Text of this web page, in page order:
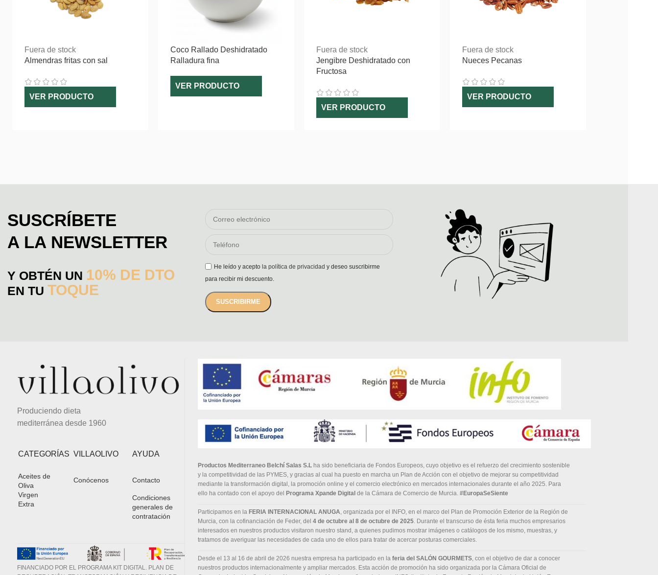
Fuera de stock
Almendras fritas con sal
VER PRODUCTO
Coco Rallado Deshidratado
Ralladura fina
VER PRODUCTO
Fuera de stock
Jengibre Deshidratado con
Fructosa
VER PRODUCTO
Fuera de stock
Nueces Pecanas
VER PRODUCTO
SUSCRÍBETE
A LA NEWSLETTER
Y OBTÉN UN 10% DE DTO
EN TU TOQUE
He leído y acepto la política de privacidad y deseo suscribirme
para recibir mi descuento.
Produciendo dieta
mediterránea desde 1960
CATEGORÍAS
Aceites de
Oliva
Virgen
Extra
VILLAOLIVO
Conócenos
AYUDA
Contacto
Condiciones
generales de
contratación
FINANCIADO POR EL PROGRAMA KIT DIGITAL. PLAN DE
Productos Mediterraneo Belchí Salas S.Lha sido beneficiaria de Fondos Europeos, cuyo objetivo es el refuerzo del crecimiento sostenible
y la competitividad de las PYMES, y gracias al cual ha puesto en marcha un Plan de Acción con el objetivo de mejorar su competitividad
mediante la transformación digital, la promoción online y el comercio electrónico en mercados internacionales durante el año 2025. Para
ello ha contado con el apoyo del
Programa Xpande Digital de la Cámara de Comercio de Murcia. #EuropaSeSiente
Participamos en la FERIA INTERNACIONAL ANUGA, organizada por el INFO, en el marco del Plan de Promoción Exterior de la Región de
Murcia, con la cofinanciación de Feder, del 4 de octubre al 8 de octubre de 2025. Durante el transcurso de ésta feria muchos empresarios
interesados en nuestros productos visitaron nuestro stand, a quienes pudimos mostrar imágenes o catálogos de los mismo, muestras, y
tratamos de averiguar las necesidades de cada uno de ellos para tratar de acercar posturas comerciales.
Desde el 13 al 16 de abril de 2026 nuestra empresa ha participado en la feria del SALÓN GOURMETS, con el objetivo de dar a conocer
nuestros productos internacionalmente y ampliar mercados. Esta acción de promoción ha sido organizada por la Cámara Oficial de